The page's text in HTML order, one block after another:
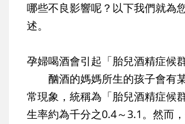
哪些不良影響呢？以下我們就為
述。
孕婦喝酒會引起「胎兒酒精症候群
酗酒的媽媽所生的孩子會有
常現象，統稱為「胎兒酒精症候
生率約為千分之0.4～3.1。然而